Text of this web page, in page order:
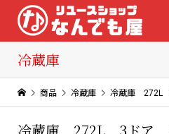
冷蔵庫
商品 冷蔵庫 冷蔵庫 272L 3ドア